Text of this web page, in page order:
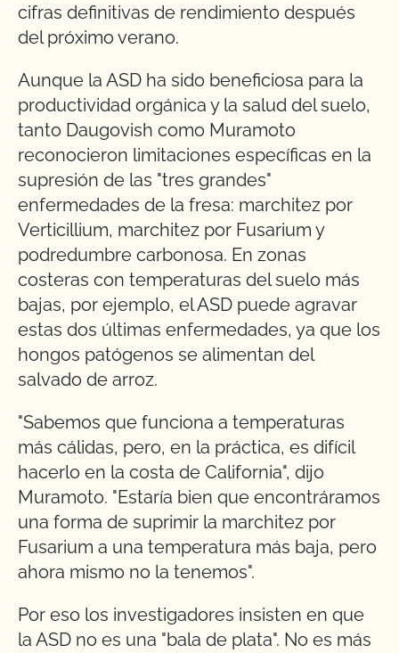
cifras definitivas de rendimiento después
del próximo verano.
Aunque la ASD ha sido beneficiosa para la
productividad orgánica y la salud del suelo,
tanto Daugovish como Muramoto
reconocieron limitaciones específicas en la
supresión de las "tres grandes"
enfermedades de la fresa: marchitez por
Verticillium, marchitez por Fusarium y
podredumbre carbonosa. En zonas
costeras con temperaturas del suelo más
bajas, por ejemplo, el ASD puede agravar
estas dos últimas enfermedades, ya que los
hongos patógenos se alimentan del
salvado de arroz.
"Sabemos que funciona a temperaturas
más cálidas, pero, en la práctica, es difícil
hacerlo en la costa de California", dijo
Muramoto. "Estaría bien que encontráramos
una forma de suprimir la marchitez por
Fusarium a una temperatura más baja, pero
ahora mismo no la tenemos".
Por eso los investigadores insisten en que
la ASD no es una "bala de plata". No es más